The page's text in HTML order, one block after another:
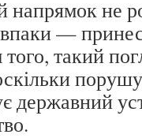
напрямок не
—
такий
державний